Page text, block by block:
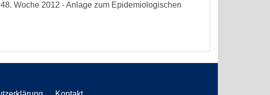
Woche 2012 - Anlage zum Epidemiologischen